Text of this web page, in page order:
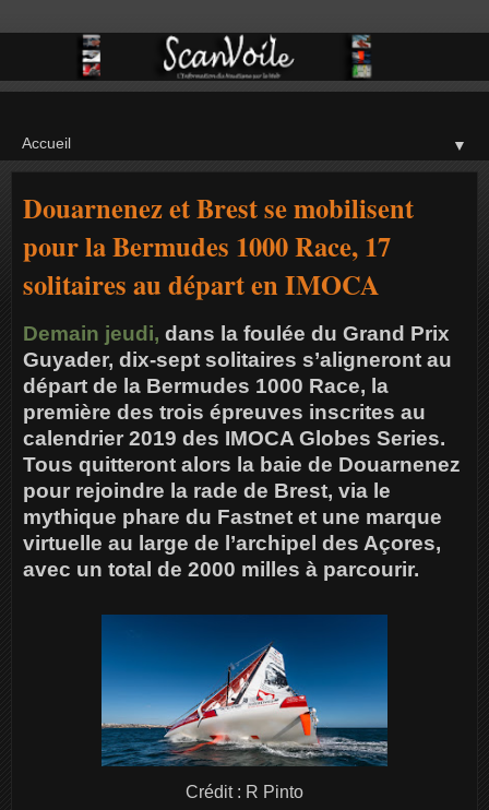
▼
Douarnenez et Brest se mobilisent
pour la Bermudes 1000 Race, 17
solitaires au départ en IMOCA
Demain jeudi, dans la foulée du Grand Prix
Guyader, dix-sept solitaires s’aligneront au
départ de la Bermudes 1000 Race, la
première des trois épreuves inscrites au
calendrier 2019 des IMOCA Globes Series.
Tous quitteront alors la baie de Douarnenez
pour rejoindre la rade de Brest, via le
mythique phare du Fastnet et une marque
virtuelle au large de l’archipel des Açores,
avec un total de 2000 milles à parcourir.
Crédit : R Pinto